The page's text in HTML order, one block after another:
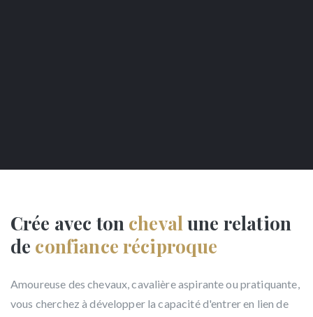
Crée avec ton chevalune relation
de confiance réciproque
Amoureuse des chevaux, cavalière aspirante ou pratiquante,
vous cherchez à développer la capacité d'entrer en lien de